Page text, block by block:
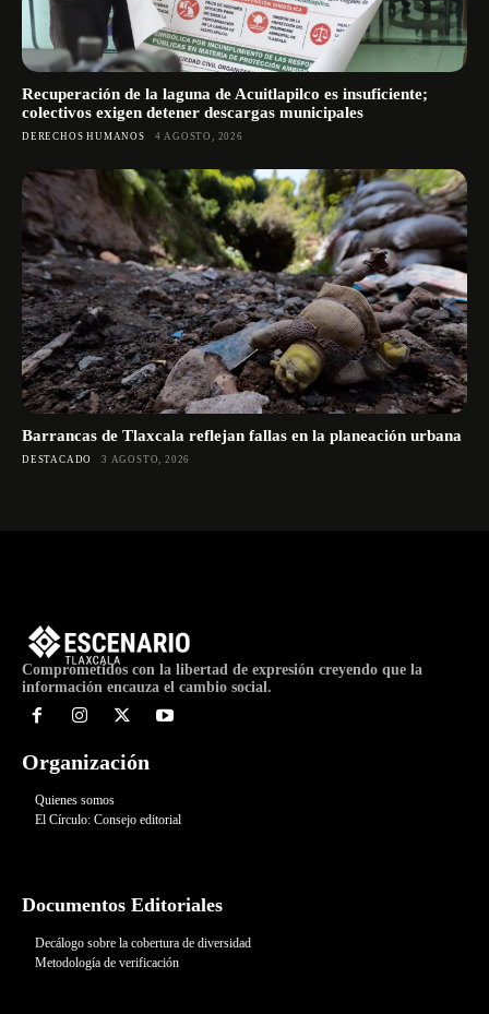
Recuperación de la laguna de Acuitlapilco es insuficiente;
colectivos exigen detener descargas municipales
DERECHOS HUMANOS 4 AGOSTO, 2026
Barrancas de Tlaxcala reflejan fallas en la planeación urbana
DESTACADO 3 AGOSTO, 2026
Comprometidos con la libertad de expresión creyendo que la
información encauza el cambio social.
Organización
Quienes somos
El Círculo: Consejo editorial
Documentos Editoriales
Decálogo sobre la cobertura de diversidad
Metodología de verificación